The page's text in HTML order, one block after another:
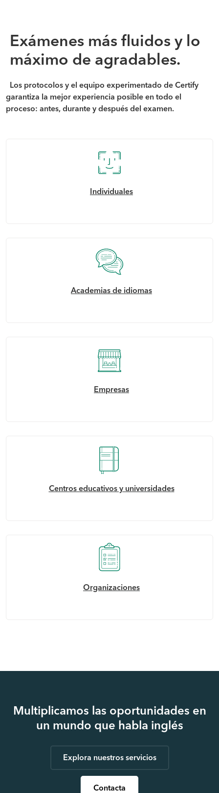
Exámenes más fluidos y lo
máximo de agradables.
Los protocolos y el equipo experimentado de Certify
garantiza la mejor experiencia posible en todo el
proceso: antes, durante y después del examen.
Individuales
Academias de idiomas
Empresas
Centros educativos y universidades
Organizaciones
Multiplicamos las oportunidades en
un mundo que habla inglés
Explora nuestros servicios
Contacta